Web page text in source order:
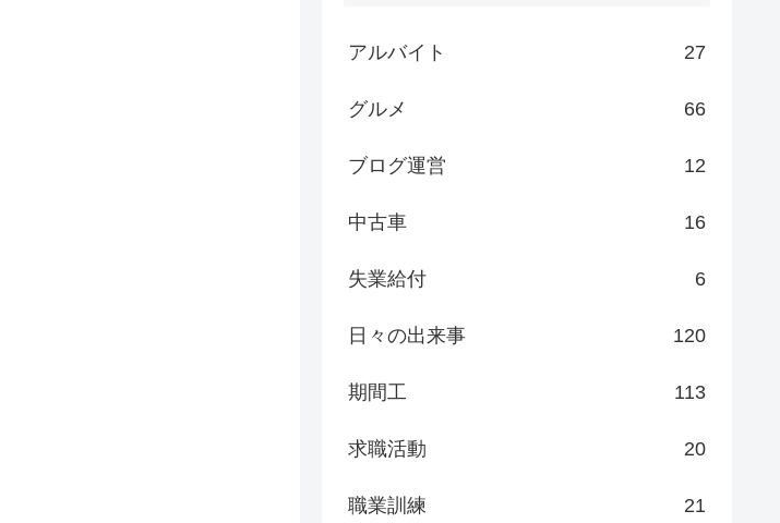
アルバイト 27
グルメ 66
ブログ運営 12
中古車 16
失業給付 6
日々の出来事 120
期間工 113
求職活動 20
職業訓練 21